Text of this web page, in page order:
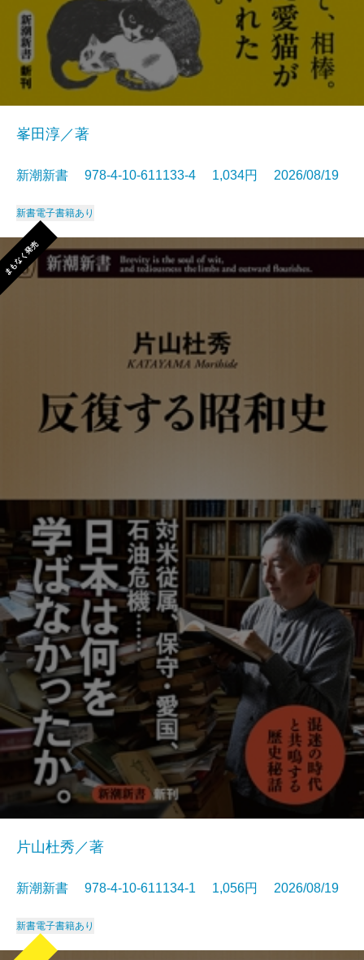
峯田淳／著
新潮新書 978-4-10-611133-4 1,034円 2026/08/19
新書電子書籍あり
まもなく発売
片山杜秀／著
新潮新書 978-4-10-611134-1 1,056円 2026/08/19
新書電子書籍あり